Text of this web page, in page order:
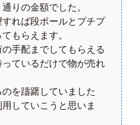
りの金額でした。
れば段ボールとプチプ
もらえます。
手配までしてもらえる
ているだけで物が売れ
を躊躇していました
していこうと思いま